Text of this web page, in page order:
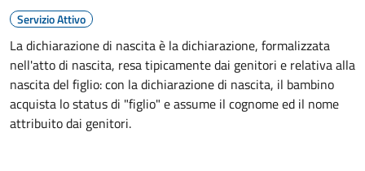
Servizio Attivo
La dichiarazione di nascita è la dichiarazione, formalizzata
nell'atto di nascita, resa tipicamente dai genitori e relativa alla
nascita del figlio: con la dichiarazione di nascita, il bambino
acquista lo status di "figlio" e assume il cognome ed il nome
attribuito dai genitori.